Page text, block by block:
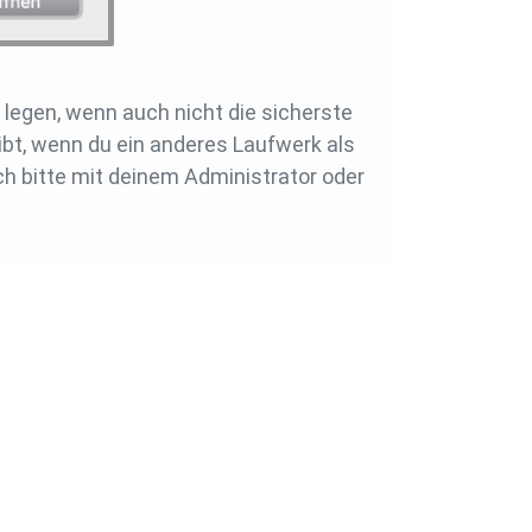
wenn auch nicht die sicherste
wenn du ein anderes Laufwerk als
bitte mit deinem Administrator oder